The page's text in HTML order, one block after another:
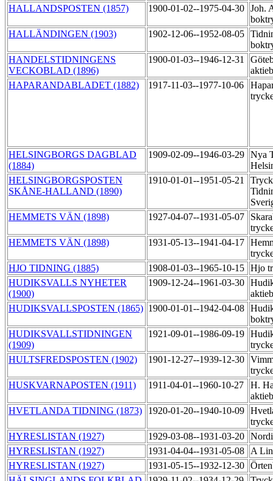
HALLANDSPOSTEN (1857)
1900-01-02--1975-04-30 Joh.
HALLÄNDINGEN (1903)
1902-12-06--1952-08-05
HANDELSTIDNINGENS
VECKOBLAD (1896)
1900-01-03--1946-12-31
HAPARANDABLADET (1882)
1917-11-03--1977-10-06
HELSINGBORGS DAGBLAD
(1884)
1909-02-09--1946-03-29 Nya
HELSINGBORGSPOSTEN
SKÅNE-HALLAND (1890)
1910-01-01--1951-05-21
HEMMETS VÄN (1898)
1927-04-07--1931-05-07
HEMMETS VÄN (1898)
1931-05-13--1941-04-17
HJO TIDNING (1885)
1908-01-03--1965-10-15 Hjo
HUDIKSVALLS NYHETER
(1900)
1909-12-24--1961-03-30
HUDIKSVALLSPOSTEN (1865) 1900-01-01--1942-04-08
HUDIKSVALLSTIDNINGEN
(1909)
1921-09-01--1986-09-19
HULTSFREDSPOSTEN (1902)
1901-12-27--1939-12-30
HUSKVARNAPOSTEN (1911)
1911-04-01--1960-10-27
H.
HVETLANDA TIDNING (1873)
1920-01-20--1940-10-09
HYRESLISTAN (1927)
1929-03-08--1931-03-20
HYRESLISTAN (1927)
1931-04-04--1931-05-08
A
HYRESLISTAN (1927)
1931-05-15--1932-12-30